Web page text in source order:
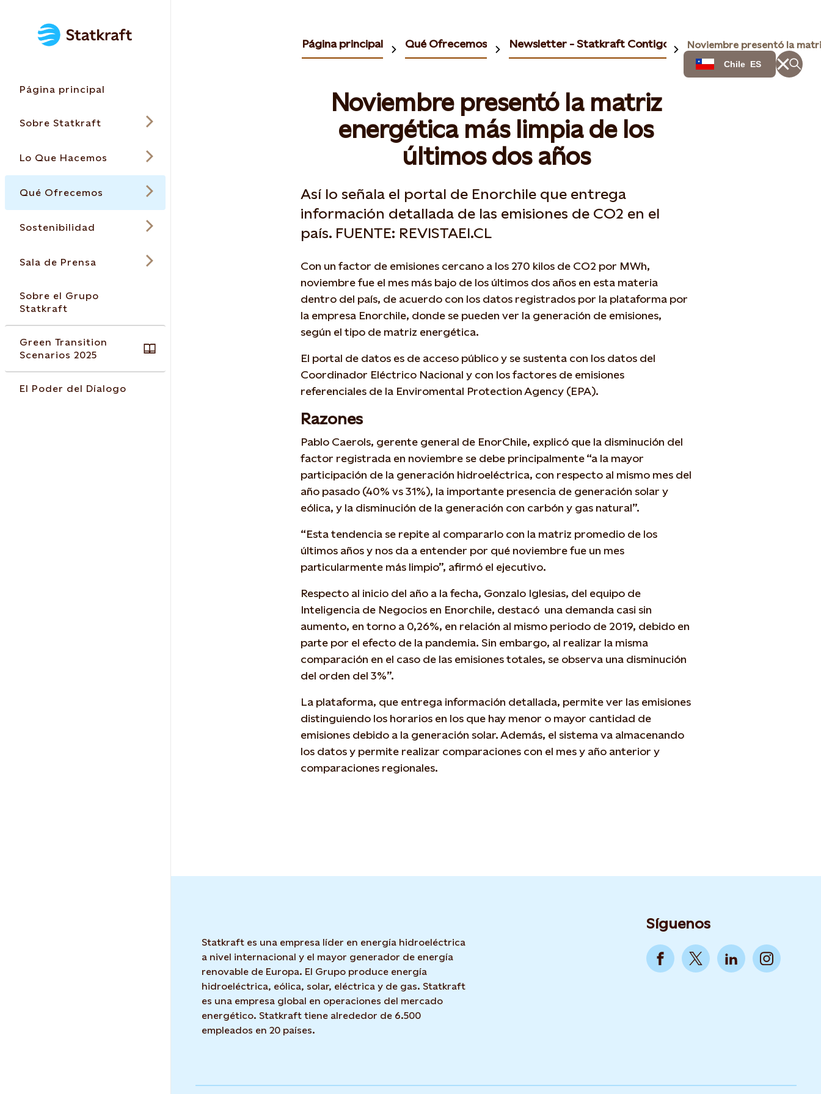
Página principal
Sobre Statkraft
Lo Que Hacemos
Qué Ofrecemos
Sostenibilidad
Sala de Prensa
Sobre el Grupo
Statkraft
Green Transition
Scenarios 2025
El Poder del Díalogo
Chile ES
Página principal Qué Ofrecemos Newsletter - Statkraft Contigo
Noviembre presentó la matriz
energética más limpia de los
últimos dos años
Así lo señala el portal de Enorchile que entrega
información detallada de las emisiones de CO2 en el
país. FUENTE: REVISTAEI.CL
Con un factor de emisiones cercano a los 270 kilos de CO2 por MWh,
noviembre fue el mes más bajo de los últimos dos años en esta materia
dentro del país, de acuerdo con los datos registrados por la plataforma por
la empresa Enorchile, donde se pueden ver la generación de emisiones,
según el tipo de matriz energética.
El portal de datos es de acceso público y se sustenta con los datos del
Coordinador Eléctrico Nacional y con los factores de emisiones
referenciales de la Enviromental Protection Agency (EPA).
Razones
Pablo Caerols, gerente general de EnorChile, explicó que la disminución del
factor registrada en noviembre se debe principalmente “a la mayor
participación de la generación hidroeléctrica, con respecto al mismo mes del
año pasado (40% vs 31%), la importante presencia de generación solar y
eólica, y la disminución de la generación con carbón y gas natural”.
“Esta tendencia se repite al compararlo con la matriz promedio de los
últimos años y nos da a entender por qué noviembre fue un mes
particularmente más limpio”, afirmó el ejecutivo.
Respecto al inicio del año a la fecha, Gonzalo Iglesias, del equipo de
Inteligencia de Negocios en Enorchile, destacó una demanda casi sin
aumento, en torno a 0,26%, en relación al mismo periodo de 2019, debido en
parte por el efecto de la pandemia. Sin embargo, al realizar la misma
comparación en el caso de las emisiones totales, se observa una disminución
del orden del 3%”.
La plataforma, que entrega información detallada, permite ver las emisiones
distinguiendo los horarios en los que hay menor o mayor cantidad de
emisiones debido a la generación solar. Además, el sistema va almacenando
los datos y permite realizar comparaciones con el mes y año anterior y
comparaciones regionales.
Statkraft es una empresa líder en energía hidroeléctrica
a nivel internacional y el mayor generador de energía
renovable de Europa. El Grupo produce energía
hidroeléctrica, eólica, solar, eléctrica y de gas. Statkraft
es una empresa global en operaciones del mercado
energético. Statkraft tiene alrededor de 6.500
empleados en 20 países.
Síguenos